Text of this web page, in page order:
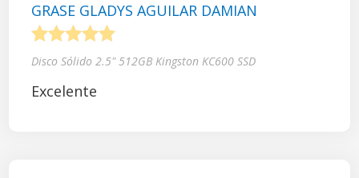
GRASE GLADYS AGUILAR DAMIAN
Disco Sólido 2.5" 512GB Kingston KC600 SSD
Excelente